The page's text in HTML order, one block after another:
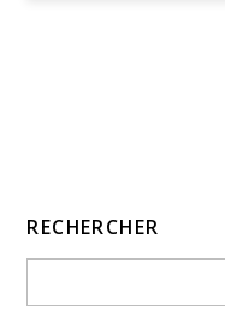
RECHERCHER